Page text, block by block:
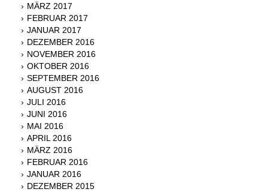
MÄRZ 2017
FEBRUAR 2017
JANUAR 2017
DEZEMBER 2016
NOVEMBER 2016
OKTOBER 2016
SEPTEMBER 2016
AUGUST 2016
JULI 2016
JUNI 2016
MAI 2016
APRIL 2016
MÄRZ 2016
FEBRUAR 2016
JANUAR 2016
DEZEMBER 2015